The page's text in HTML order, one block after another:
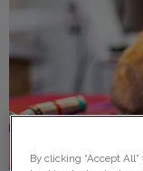
By clicking “Accept